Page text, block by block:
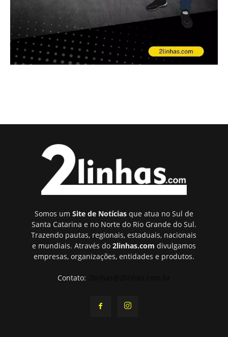
Somos um Site de Notíciasque atua no Sul de
Santa Catarina e no Norte do Rio Grande do Sul.
Trazendo pautas, regionais, estaduais, nacionais
e mundiais. Através do 2linhas.com divulgamos
empresas, organizações, entidades e produtos.
Contato: